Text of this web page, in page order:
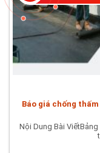
Báo giá chống
Nội Dung Bài